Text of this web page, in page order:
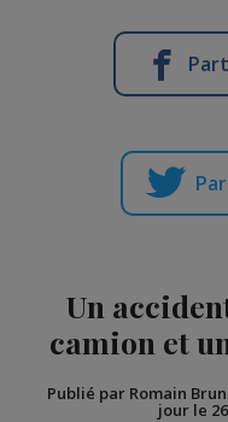
Un
camion et
Publié par Romain
jour le